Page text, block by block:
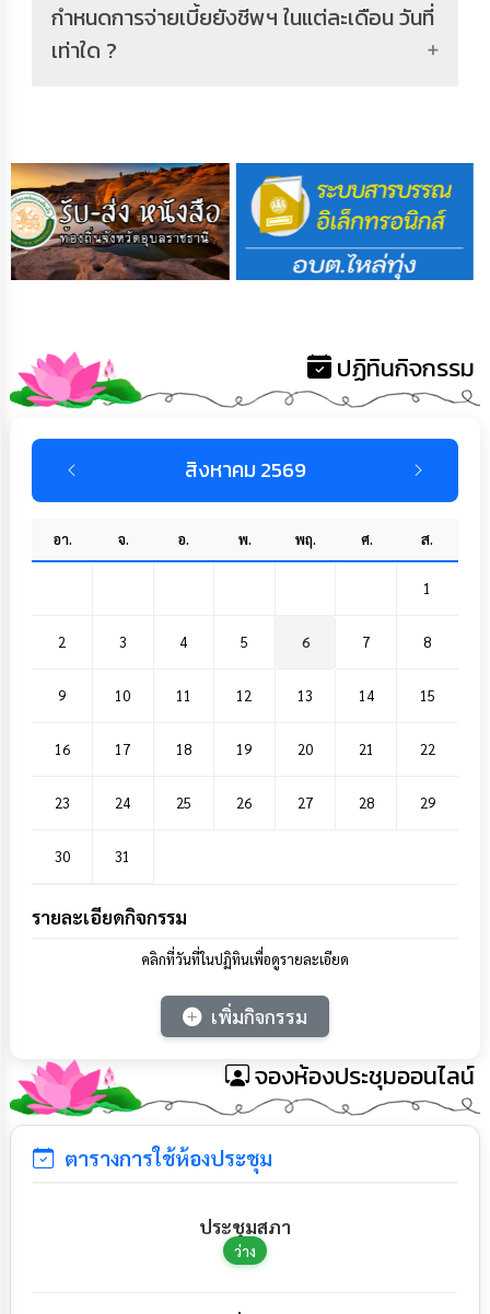
กำหนดการจ่ายเบี้ยยังชีพฯ ในแต่ละเดือน วันที่
เท่าใด ?
ปฏิทินกิจกรรม
สิงหาคม 2569
อา. จ. อ. พ. พฤ. ศ. ส.
1
2 3 4 5 6 7 8
9 10 11 12 13 14 15
16 17 18 19 20 21 22
23 24 25 26 27 28 29
30 31
รายละเอียดกิจกรรม
คลิกที่วันที่ในปฏิทินเพื่อดูรายละเอียด
เพิ่มกิจกรรม
จองห้องประชุมออนไลน์
ตารางการใช้ห้องประชุม
ประชุมสภา
ว่าง